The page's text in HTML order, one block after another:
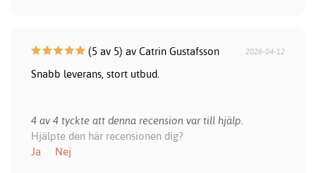
(5 av 5) av Catrin Gustafsson 2026-04-12
Snabb leverans, stort utbud.
4 av 4 tyckte att denna recension var till hjälp.
Hjälpte den här recensionen dig?
Ja
Nej